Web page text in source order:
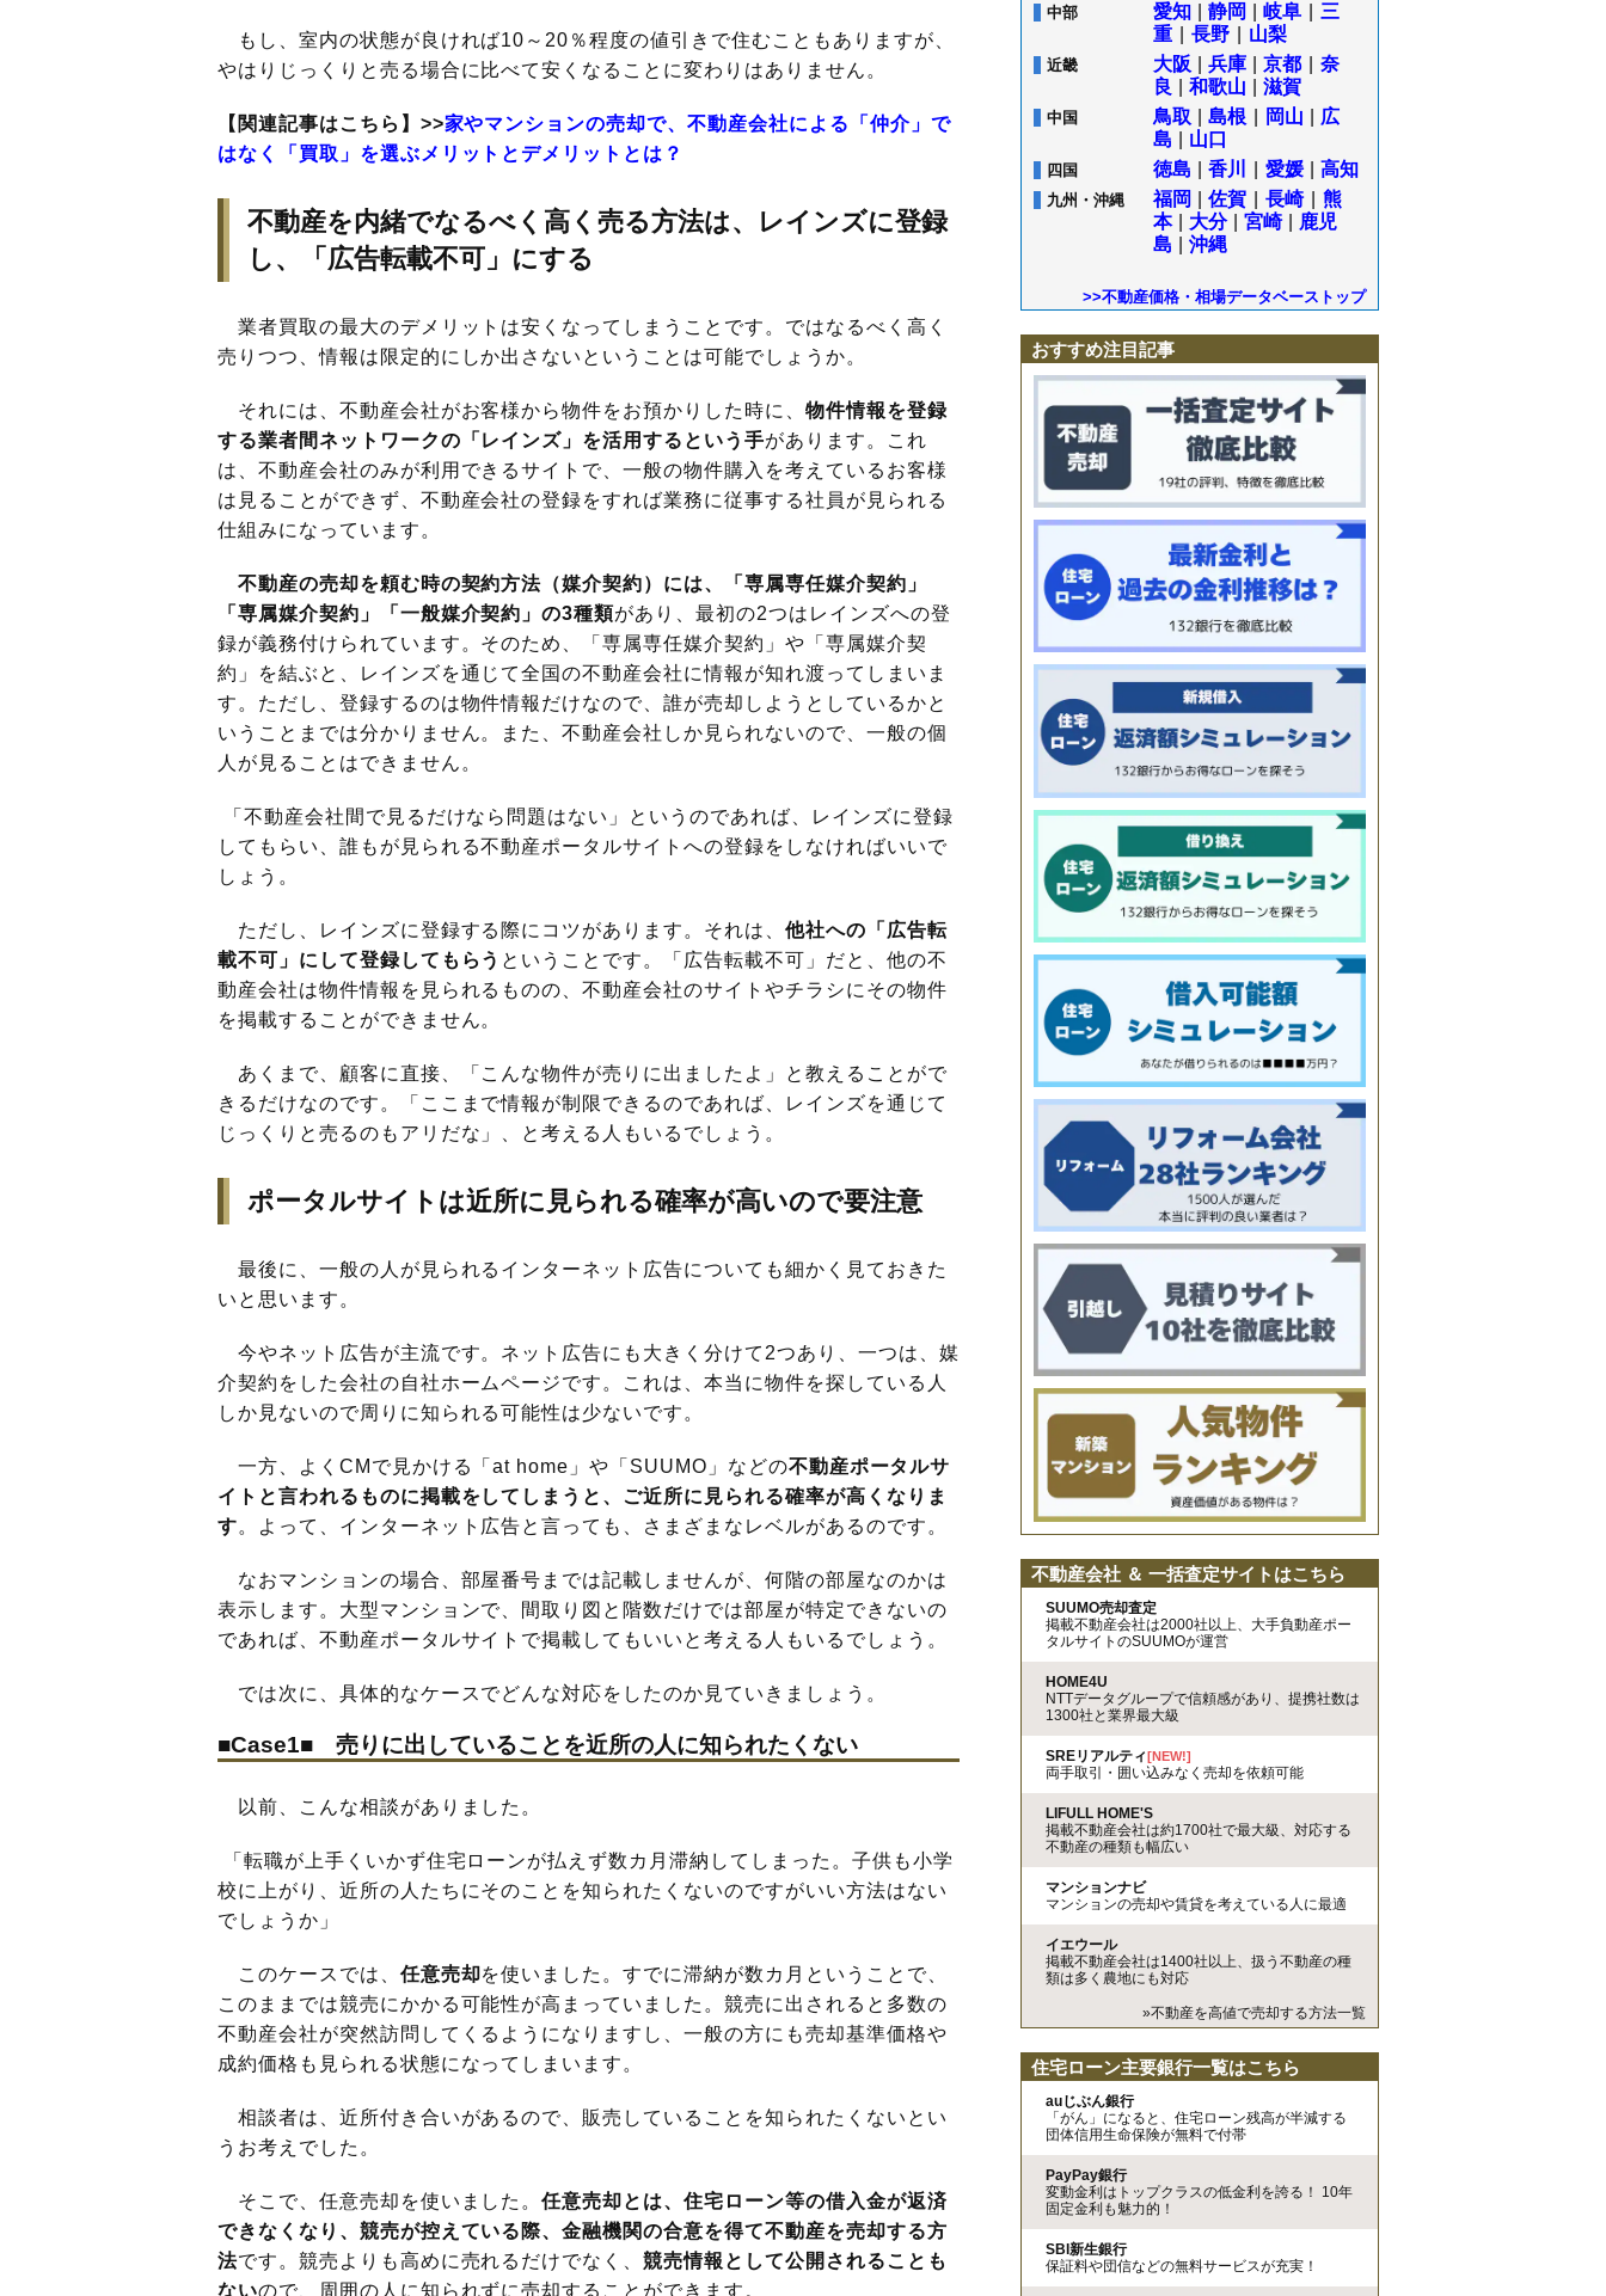
もし、室内の状態が良ければ10～20％程度の値引きで住むこともありますが、
やはりじっくりと売る場合に比べて安くなることに変わりはありません。
【関連記事はこちら】>>家やマンションの売却で、不動産会社による「仲介」で
はなく「買取」を選ぶメリットとデメリットとは？
不動産を内緒でなるべく高く売る方法は、レインズに登録
し、「広告転載不可」にする
業者買取の最大のデメリットは安くなってしまうことです。ではなるべく高く
売りつつ、情報は限定的にしか出さないということは可能でしょうか。
それには、不動産会社がお客様から物件をお預かりした時に、 物件情報を登録
する業者間ネットワークの「レインズ」を活用するという手があります。これ
は、不動産会社のみが利用できるサイトで、一般の物件購入を考えているお客様
は見ることができず、不動産会社の登録をすれば業務に従事する社員が見られる
仕組みになっています。
不動産の売却を頼む時の契約方法（媒介契約）には、「専属専任媒介契約」
「専属媒介契約」「一般媒介契約」の3種類があり、最初の2つはレインズへの登
録が義務付けられています。そのため、「専属専任媒介契約」や「専属媒介契
約」を結ぶと、レインズを通じて全国の不動産会社に情報が知れ渡ってしまいま
す。ただし、登録するのは物件情報だけなので、誰が売却しようとしているかと
いうことまでは分かりません。また、不動産会社しか見られないので、一般の個
人が見ることはできません。
「不動産会社間で見るだけなら問題はない」というのであれば、レインズに登録
してもらい、誰もが見られる不動産ポータルサイトへの登録をしなければいいで
しょう。
ただし、レインズに登録する際にコツがあります。それは、 他社への「広告転
載不可」にして登録してもらう ということです。「広告転載不可」だと、他の不
動産会社は物件情報を見られるものの、不動産会社のサイトやチラシにその物件
を掲載することができません。
あくまで、顧客に直接、「こんな物件が売りに出ましたよ」と教えることがで
きるだけなのです。「ここまで情報が制限できるのであれば、レインズを通じて
じっくりと売るのもアリだな」、と考える人もいるでしょう。
ポータルサイトは近所に見られる確率が高いので要注意
最後に、一般の人が見られるインターネット広告についても細かく見ておきた
いと思います。
今やネット広告が主流です。ネット広告にも大きく分けて2つあり、一つは、媒
介契約をした会社の自社ホームページです。これは、本当に物件を探している人
しか見ないので周りに知られる可能性は少ないです。
一方、よくCMで見かける「at home」や「SUUMO」などの不動産ポータルサ
イトと言われるものに掲載をしてしまうと、ご近所に見られる確率が高くなりま
す。よって、インターネット広告と言っても、さまざまなレベルがあるのです。
なおマンションの場合、部屋番号までは記載しませんが、何階の部屋なのかは
表示します。大型マンションで、間取り図と階数だけでは部屋が特定できないの
であれば、不動産ポータルサイトで掲載してもいいと考える人もいるでしょう。
では次に、具体的なケースでどんな対応をしたのか見ていきましょう。
■Case1■ 売りに出していることを近所の人に知られたくない
以前、こんな相談がありました。
「転職が上手くいかず住宅ローンが払えず数カ月滞納してしまった。子供も小学
校に上がり、近所の人たちにそのことを知られたくないのですがいい方法はない
でしょうか」
このケースでは、 任意売却を使いました。すでに滞納が数カ月ということで、
このままでは競売にかかる可能性が高まっていました。競売に出されると多数の
不動産会社が突然訪問してくるようになりますし、一般の方にも売却基準価格や
成約価格も見られる状態になってしまいます。
相談者は、近所付き合いがあるので、販売していることを知られたくないとい
うお考えでした。
そこで、任意売却を使いました。任意売却とは、住宅ローン等の借入金が返済
できなくなり、競売が控えている際、金融機関の合意を得て不動産を売却する方
法です。競売よりも高めに売れるだけでなく、競売情報として公開されることも
ないので、周囲の人に知られずに売却することができます。
中部 愛知 静岡 岐阜
三
重
長野 山梨
近畿 大阪 兵庫 京都
奈
良
和歌山 滋賀
中国 鳥取 島根 岡山
広
島
山口
四国 徳島 香川 愛媛 高知
九州・沖縄 福岡 佐賀 長崎
熊
本
大分 宮崎
鹿児
島
沖縄
>>不動産価格・相場データベーストップ
おすすめ注目記事
不動産会社 ＆ 一括査定サイトはこちら
SUUMO売却査定
掲載不動産会社は2000社以上、大手負動産ポー
タルサイトのSUUMOが運営
HOME4U
NTTデータグループで信頼感があり、提携社数は
1300社と業界最大級
SREリアルティ[NEW!]
両手取引・囲い込みなく売却を依頼可能
LIFULL HOME'S
掲載不動産会社は約1700社で最大級、対応する
不動産の種類も幅広い
マンションナビ
マンションの売却や賃貸を考えている人に最適
イエウール
掲載不動産会社は1400社以上、扱う不動産の種
類は多く農地にも対応
»不動産を高値で売却する方法一覧
住宅ローン主要銀行一覧はこちら
auじぶん銀行
「がん」になると、住宅ローン残高が半減する
団体信用生命保険が無料で付帯
PayPay銀行
変動金利はトップクラスの低金利を誇る！ 10年
固定金利も魅力的！
SBI新生銀行
保証料や団信などの無料サービスが充実！